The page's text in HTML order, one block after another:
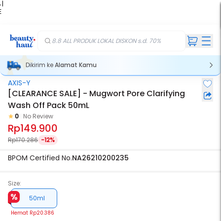
|
8.8 ALL PRODUK LOKAL DISKON s.d. 70%
Dikirim keAlamat Kamu
AXIS-Y
[CLEARANCE SALE] - Mugwort Pore Clarifying
Wash Off Pack 50mL
0 No Review
Rp149.900
Rp170.286 -12%
BPOM Certified No.NA26210200235
Size:
50ml
Hemat Rp20.386